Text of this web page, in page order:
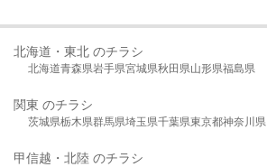
北海道・東北 のチラシ
北海道青森県岩手県宮城県秋田県山形県福島県
関東 のチラシ
茨城県栃木県群馬県埼玉県千葉県東京都神奈川県
甲信越・北陸 のチラシ